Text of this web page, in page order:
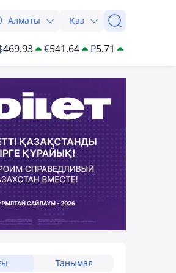
Алматы Қаз
469.93 €541.64 ₽5.71
Танымал